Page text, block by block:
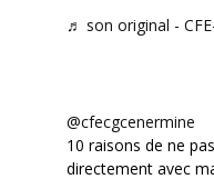
♬ son original -
@cfecgcenermine
10 raisons de ne
directement avec